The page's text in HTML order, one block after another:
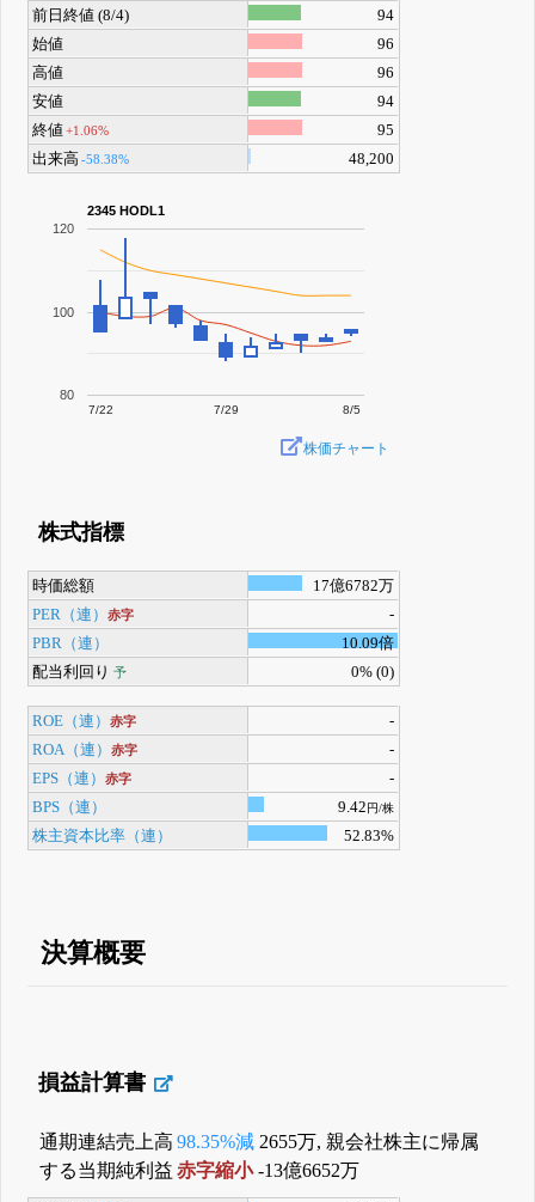
前日終値 (8/4)
94
始値
96
高値
96
安値
94
終値+1.06%
95
出来高-58.38% 48,200
2345 HODL1
7/22 7/29 8/5
80
100
120
株価チャート
株式指標
時価総額
17億6782万
PER（連）赤字
-
PBR（連）
10.09倍
配当利回り 予 0% (0)
ROE（連）赤字
-
ROA（連）赤字
-
EPS（連）赤字
-
BPS（連）
9.42円/株
株主資本比率（連） 52.83%
決算概要
損益計算書
通期連結売上高 98.35%減 2655万, 親会社株主に帰属
する当期純利益 赤字縮小-13億6652万